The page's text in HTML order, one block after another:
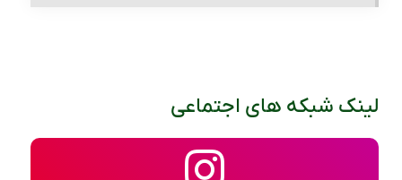
لینک شبکه های اجتماعی